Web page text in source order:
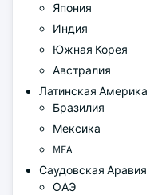
Япония
Индия
Южная Корея
Австралия
Латинская Америка
Бразилия
Мексика
MEA
Саудовская Аравия
ОАЭ